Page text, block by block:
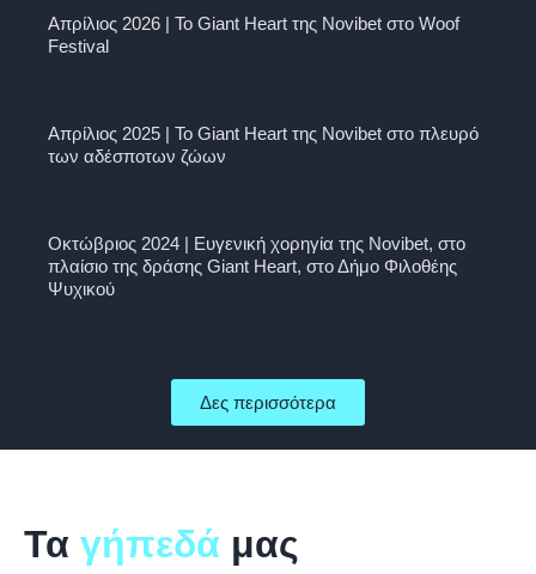
Απρίλιος 2026 | Το Giant Heart της Novibet στο Woof
Festival
Απρίλιος 2025 | To Giant Heart της Novibet στο πλευρό
των αδέσποτων ζώων
Οκτώβριος 2024 | Ευγενική χορηγία της Novibet, στο
πλαίσιο της δράσης Giant Heart, στο Δήμο Φιλοθέης
Ψυχικού
Δες περισσότερα
Ταγήπεδά μας